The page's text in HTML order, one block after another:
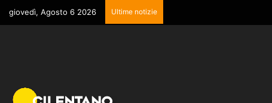
giovedì, Agosto 6 2026 Ultime notizie